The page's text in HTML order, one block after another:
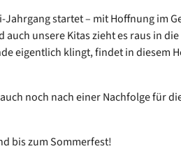
startet – mit Hoffnung im
unsere Kitas zieht es raus in
eigentlich klingt, findet in diesem
noch nach einer Nachfolge für
bis zum Sommerfest!